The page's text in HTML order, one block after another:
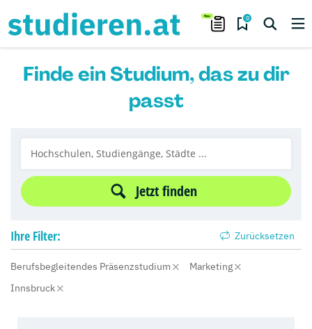
0
Finde ein Studium, das zu dir
passt
Jetzt finden
Ihre Filter: Zurücksetzen
Berufsbegleitendes Präsenzstudium
Marketing
Innsbruck